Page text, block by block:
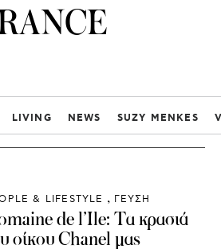
LIVING NEWS SUZY MENKES
& LIFESTYLE ΓΕΥΣΗ
de l’Ile: Τα κρασιά
οίκου Chanel μας